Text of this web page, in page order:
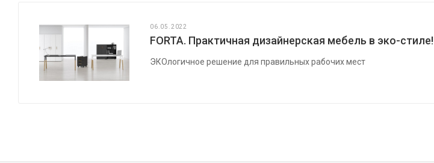
06.05.2022
FORTA. Практичная дизайнерская мебель в эко-стиле!
ЭКОлогичное решение для правильных рабочих мест